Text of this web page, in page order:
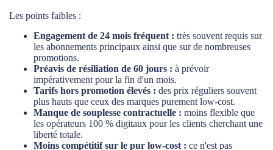
Les points faibles :
Engagement de 24 mois fréquent : très souvent requis sur
les abonnements principaux ainsi que sur de nombreuses
promotions.
Préavis de résiliation de 60 jours : à prévoir
impérativement pour la fin d'un mois.
Tarifs hors promotion élevés : des prix réguliers souvent
plus hauts que ceux des marques purement low-cost.
Manque de souplesse contractuelle : moins flexible que
les opérateurs 100 % digitaux pour les clients cherchant une
liberté totale.
Moins compétitif sur le pur low-cost : ce n'est pas